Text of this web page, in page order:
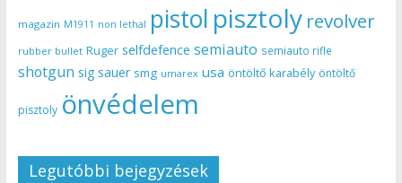
magazin M1911 non lethal pistol pisztoly revolver
rubber bullet Ruger selfdefence semiauto semiauto rifle
shotgun sig sauer smg umarex usa öntöltő karabély öntöltő
pisztoly önvédelem
Legutóbbi bejegyzések